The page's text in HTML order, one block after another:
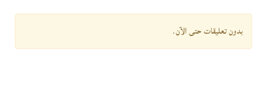
بدون تعليقات حتى الآن.